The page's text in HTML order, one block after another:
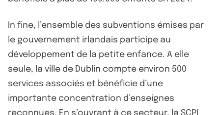
In fine, l’ensemble des subventions émises par
le gouvernement irlandais participe au
développement de la petite enfance. A elle
seule, la ville de Dublin compte environ 500
services associés et bénéficie d’une
importante concentration d’enseignes
reconnues. En s’ouvrant à ce secteur, la SCPI